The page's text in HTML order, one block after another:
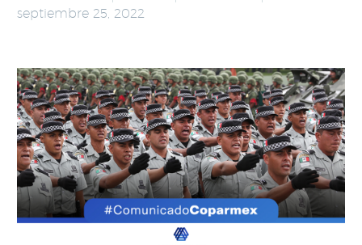
septiembre 25, 2022